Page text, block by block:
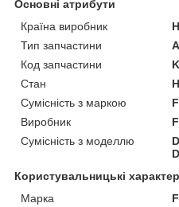
Основні атрибути
Країна виробник
Тип запчастини
Код запчастини
Стан
Сумісність з маркою
Виробник
Сумісність з моделлю
Користувальницькі
Марка